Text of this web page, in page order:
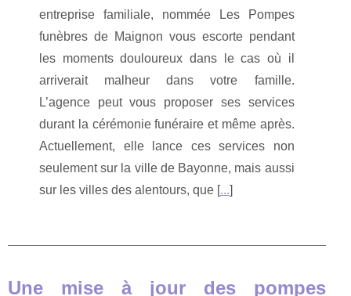
entreprise familiale, nommée Les Pompes
funèbres de Maignon vous escorte pendant
les moments douloureux dans le cas où il
arriverait malheur dans votre famille.
L’agence peut vous proposer ses services
durant la cérémonie funéraire et même après.
Actuellement, elle lance ces services non
seulement sur la ville de Bayonne, mais aussi
sur les villes des alentours, que [...]
Une mise à jour des pompes